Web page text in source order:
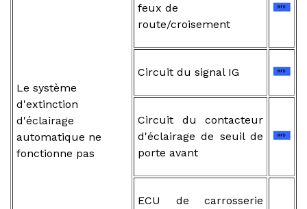
Le système
d'extinction
d'éclairage
automatique ne
fonctionne pas
feux de
route/croisement
Circuit du signal IG
Circuit du contacteur
d'éclairage de seuil de
porte avant
ECU de carrosserie